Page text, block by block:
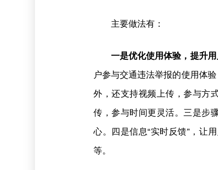
主要做法有：
一是优化使用体验，提升
户参与交通违法举报的使用体
外，还支持视频上传，参与方
传，参与时间更灵活。三是步
心。四是信息“实时反馈”，让
等。